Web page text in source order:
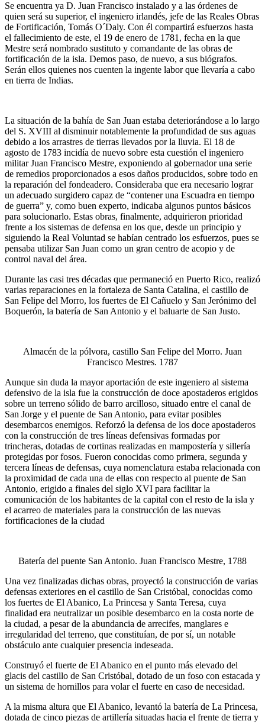
Se encuentra ya D. Juan Francisco instalado y a las órdenes de
quien será su superior, el ingeniero irlandés, jefe de las Reales Obras
de Fortificación, Tomás O´Daly. Con él compartirá esfuerzos hasta
el fallecimiento de este, el 19 de enero de 1781, fecha en la que
Mestre será nombrado sustituto y comandante de las obras de
fortificación de la isla. Demos paso, de nuevo, a sus biógrafos.
Serán ellos quienes nos cuenten la ingente labor que llevaría a cabo
en tierra de Indias.
La situación de la bahía de San Juan estaba deteriorándose a lo largo
del S. XVIII al disminuir notablemente la profundidad de sus aguas
debido a los arrastres de tierras llevados por la lluvia. El 18 de
agosto de 1783 incidía de nuevo sobre esta cuestión el ingeniero
militar Juan Francisco Mestre, exponiendo al gobernador una serie
de remedios proporcionados a esos daños producidos, sobre todo en
la reparación del fondeadero. Consideraba que era necesario lograr
un adecuado surgidero capaz de “contener una Escuadra en tiempo
de guerra” y, como buen experto, indicaba algunos puntos básicos
para solucionarlo. Estas obras, finalmente, adquirieron prioridad
frente a los sistemas de defensa en los que, desde un principio y
siguiendo la Real Voluntad se habían centrado los esfuerzos, pues se
pensaba utilizar San Juan como un gran centro de acopio y de
control naval del área.
Durante las casi tres décadas que permaneció en Puerto Rico, realizó
varias reparaciones en la fortaleza de Santa Catalina, el castillo de
San Felipe del Morro, los fuertes de El Cañuelo y San Jerónimo del
Boquerón, la batería de San Antonio y el baluarte de San Justo.
Almacén de la pólvora, castillo San Felipe del Morro. Juan
Francisco Mestres. 1787
Aunque sin duda la mayor aportación de este ingeniero al sistema
defensivo de la isla fue la construcción de doce apostaderos erigidos
sobre un terreno sólido de barro arcilloso, situado entre el canal de
San Jorge y el puente de San Antonio, para evitar posibles
desembarcos enemigos. Reforzó la defensa de los doce apostaderos
con la construcción de tres líneas defensivas formadas por
trincheras, dotadas de cortinas realizadas en mampostería y sillería
protegidas por fosos. Fueron conocidas como primera, segunda y
tercera líneas de defensas, cuya nomenclatura estaba relacionada con
la proximidad de cada una de ellas con respecto al puente de San
Antonio, erigido a finales del siglo XVI para facilitar la
comunicación de los habitantes de la capital con el resto de la isla y
el acarreo de materiales para la construcción de las nuevas
fortificaciones de la ciudad
Batería del puente San Antonio. Juan Francisco Mestre, 1788
Una vez finalizadas dichas obras, proyectó la construcción de varias
defensas exteriores en el castillo de San Cristóbal, conocidas como
los fuertes de El Abanico, La Princesa y Santa Teresa, cuya
finalidad era neutralizar un posible desembarco en la costa norte de
la ciudad, a pesar de la abundancia de arrecifes, manglares e
irregularidad del terreno, que constituían, de por sí, un notable
obstáculo ante cualquier presencia indeseada.
Construyó el fuerte de El Abanico en el punto más elevado del
glacis del castillo de San Cristóbal, dotado de un foso con estacada y
un sistema de hornillos para volar el fuerte en caso de necesidad.
A la misma altura que El Abanico, levantó la batería de La Princesa,
dotada de cinco piezas de artillería situadas hacia el frente de tierra y